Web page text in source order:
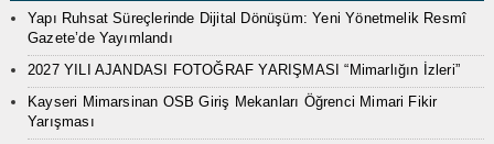
Yapı Ruhsat Süreçlerinde Dijital Dönüşüm: Yeni Yönetmelik Resmî
Gazete’de Yayımlandı
2027 YILI AJANDASI FOTOĞRAF YARIŞMASI “Mimarlığın İzleri”
Kayseri Mimarsinan OSB Giriş Mekanları Öğrenci Mimari Fikir
Yarışması